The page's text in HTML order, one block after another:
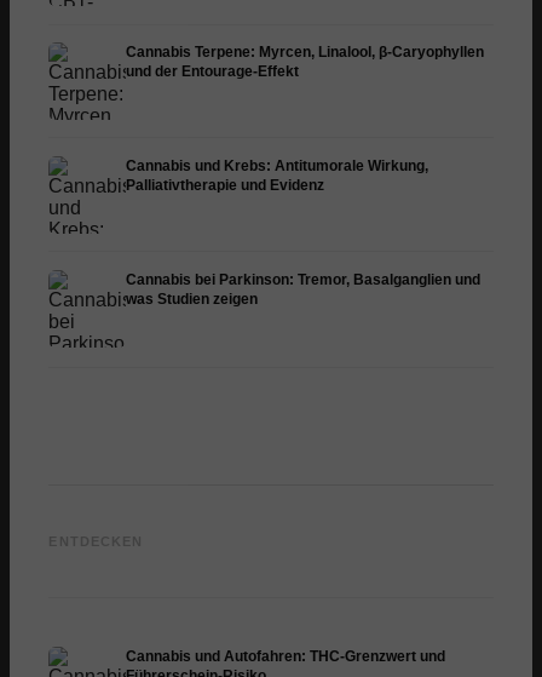
Cannabis Terpene: Myrcen, Linalool, β-Caryophyllen
und der Entourage-Effekt
Cannabis und Krebs: Antitumorale Wirkung,
Palliativtherapie und Evidenz
Cannabis bei Parkinson: Tremor, Basalganglien und
was Studien zeigen
ENTDECKEN
und was Studien zeigen
Cannabis und Autofahren: THC-Grenzwert und